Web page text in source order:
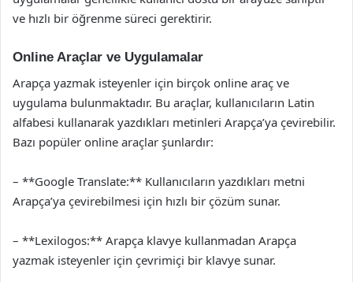
ve hızlı bir öğrenme süreci gerektirir.
Online Araçlar ve Uygulamalar
Arapça yazmak isteyenler için birçok online araç ve
uygulama bulunmaktadır. Bu araçlar, kullanıcıların Latin
alfabesi kullanarak yazdıkları metinleri Arapça’ya çevirebilir.
Bazı popüler online araçlar şunlardır:
– **Google Translate:** Kullanıcıların yazdıkları metni
Arapça’ya çevirebilmesi için hızlı bir çözüm sunar.
– **Lexilogos:** Arapça klavye kullanmadan Arapça
yazmak isteyenler için çevrimiçi bir klavye sunar.